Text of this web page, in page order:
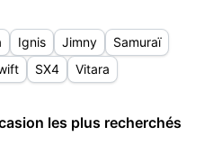
Ignis Jimny
Samuraï
SX4 Vitara
les plus recherchés